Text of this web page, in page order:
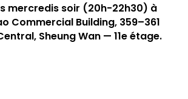
mercredis soir (20h-22h30) à
Commercial Building, 359–361
Sheung Wan — 11e étage.